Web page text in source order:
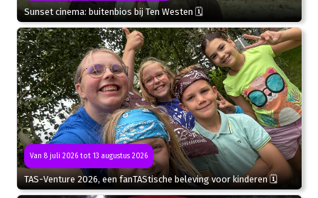
Sunset cinema: buitenbios bij Ten Westen 🗓
Van 8 juli 2026 tot 13 augustus 2026
TAS-Venture 2026, een fanTAStische beleving voor kinderen 🗓